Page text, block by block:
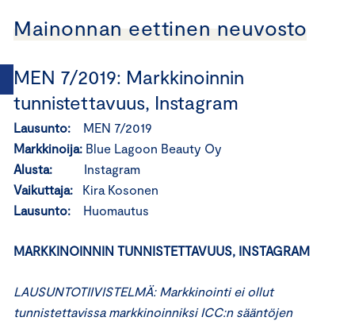
Mainonnan eettinen neuvosto
MEN 7/2019: Markkinoinnin
tunnistettavuus, Instagram
Lausunto: MEN 7/2019
Markkinoija: Blue Lagoon Beauty Oy
Alusta:
Instagram
Vaikuttaja: Kira Kosonen
Lausunto: Huomautus
MARKKINOINNIN TUNNISTETTAVUUS, INSTAGRAM
LAUSUNTOTIIVISTELMÄ: Markkinointi ei ollut
tunnistettavissa markkinoinniksi ICC:n sääntöjen